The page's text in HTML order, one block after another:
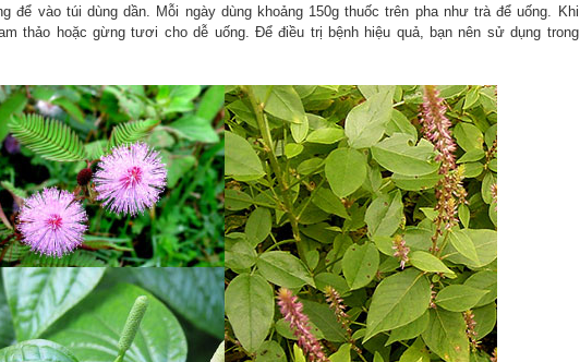
để vào túi dùng dần. Mỗi ngày dùng khoảng 150g thuốc trên pha như trà để uống. Khi
thảo hoặc gừng tươi cho dễ uống. Để điều trị bệnh hiệu quả, bạn nên sử dụng trong